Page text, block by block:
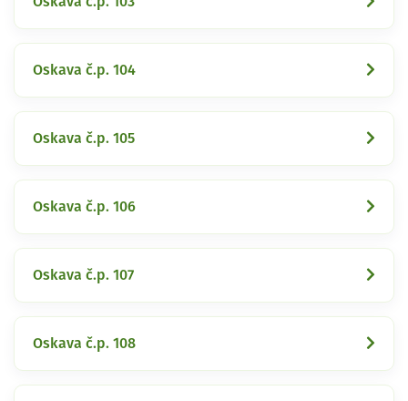
Oskava č.p. 104
Oskava č.p. 105
Oskava č.p. 106
Oskava č.p. 107
Oskava č.p. 108